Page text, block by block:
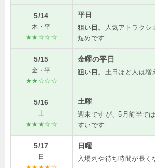
5/14
木・平
★★☆☆☆
平日
狙い目 。人気アトラクシ
短めです
5/15
金・平
★★☆☆☆
金曜の平日
狙い目 。土日ほど人は増
5/16
土
★★★☆☆
土曜
週末ですが、5月前半で
すいです
5/17
日
日曜
入場列や待ち時間が長く